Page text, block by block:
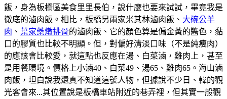
飯，身為板橋區美食里里長伯，說什麼也要來試試，畢竟我是
徹底的滷肉飯。相比，板橋另兩家米其林滷肉飯、 大碗公羊
肉 、 葉家藥燉排骨的滷肉飯、它的顏色算是偏金黃的醬色，黏
口的膠質也比較不明顯。但，對偏好清淡口味（不是純瘦肉）
的應該會比較愛，就這點也反應在湯、白菜滷，雞肉上，甚至
是用餐環境。價格上小滷40、白菜49、湯65、雞肉65。海山滷
肉飯，坦白說我還真不知道這號人物，但據說不少日、韓的觀
光客會來...其位置說是板橋車站附近的巷弄裡，但其實一般觀